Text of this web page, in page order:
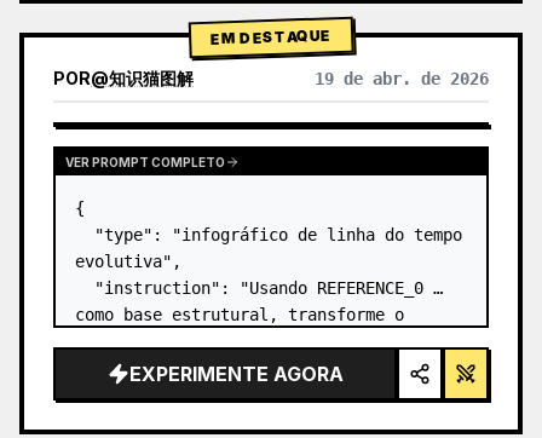
EM DESTAQUE
POR@知识猫图解 19 de abr. de 2026
VER PROMPT COMPLETO
{
  "type": "infográfico de linha do tempo
evolutiva",
  "instruction": "Usando REFERENCE_0
como base estrutural, transforme o
3D altamente realista. Substitua as
rampas lisas por degraus de pedra
EXPERIMENTE AGORA